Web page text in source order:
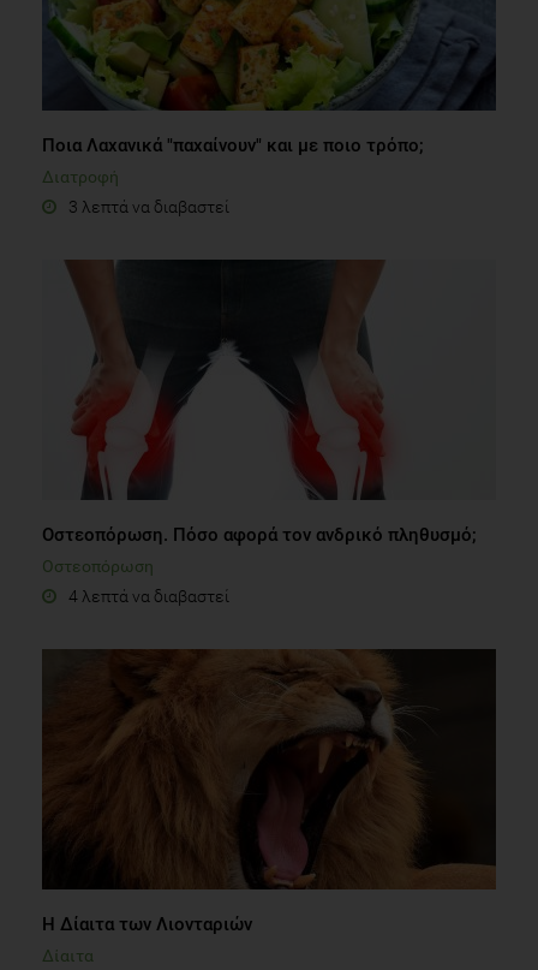
Ποια Λαχανικά "παχαίνουν" και με ποιο τρόπο;
Διατροφή
3 λεπτά να διαβαστεί
Οστεοπόρωση. Πόσο αφορά τον ανδρικό πληθυσμό;
Οστεοπόρωση
4 λεπτά να διαβαστεί
Η Δίαιτα των Λιονταριών
Δίαιτα